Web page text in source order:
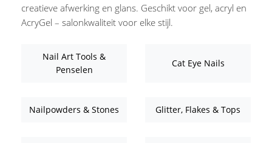
creatieve afwerking en glans. Geschikt voor gel, acryl en
AcryGel – salonkwaliteit voor elke stijl.
Nail Art Tools &
Penselen
Cat Eye Nails
Nailpowders & Stones Glitter, Flakes & Tops